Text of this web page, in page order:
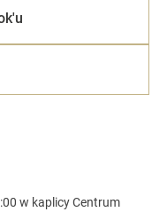
w kaplicy Centrum